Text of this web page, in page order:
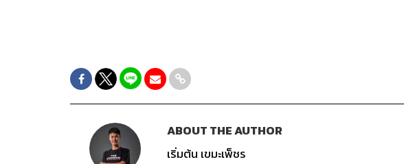
ABOUT THE AUTHOR
เริ่มต้น เขมะเพ็ชร